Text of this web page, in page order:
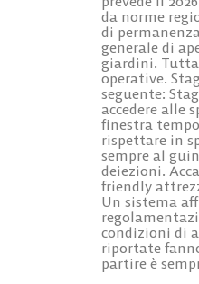
da norme
di
generale di
giardini.
operative.
seguente:
accedere alle
finestra
rispettare in
sempre al
deiezioni.
friendly
Un sistema
condizioni di
riportate
partire è